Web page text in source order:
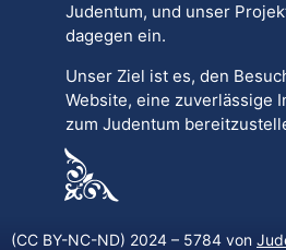
Judentum, und unser
dagegen ein.
Unser Ziel ist es, den
Website, eine zuverlässige
zum Judentum
(CC BY-NC-ND) 2024 – 5784 von